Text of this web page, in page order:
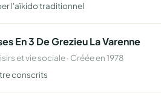
l'aïkido traditionnel
En 3 De Grezieu La Varenne
et vie sociale · Créée en 1978
conscrits